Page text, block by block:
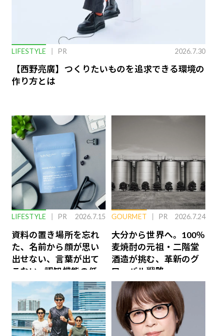
LIFESTYLE PR 2026.7.30
【西野亮廣】つくりたいものを追求できる環境の
作り方とは
LIFESTYLE PR 2026.7.15
資料の置き場所を忘れ
た、名前から顔が思い
出せない、言葉が出て
こない…認知機能の低
下を救う、脳のインナ
ーケアとは
GOURMET PR 2026.7.24
大分から世界へ。100％
麦焼酎の元祖・二階堂
酒造が挑む、革新のグ
ローバル戦略